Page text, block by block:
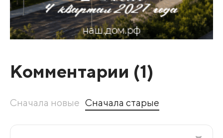
Комментарии (1)
Сначала новые Сначала старые